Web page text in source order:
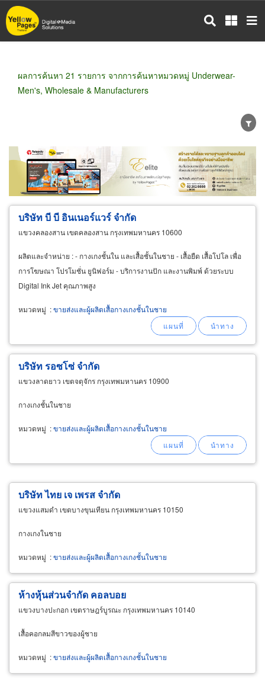
ข้าม
ไป
ผลการค้นหา 21 รายการ จากการค้นหาหมวดหมู่ Underwear-
Men's, Wholesale & Manufacturers
ขายส่ง ขายปลีก ผู้ผลิต
ตัวแทนจัดจำหน่าย
ผู้ส่งออก/นำเข้า
ธุรกิจบริการ
บริษัท บี บี อินเนอร์แวร์ จำกัด
แขวงคลองสาน เขตคลองสาน กรุงเทพมหานคร 10600
ผลิตและจำหน่าย : - กางเกงชั้นใน และเสื้อชั้นในชาย - เสื้อยืด เสื้อโปโล เพื่อ
การโฆษณา โปรโมชั่น ยูนิฟอร์ม - บริการงานปัก และงานพิมพ์ ด้วยระบบ
Digital Ink Jet คุณภาพสูง
หมวดหมู่ :ขายส่งและผู้ผลิตเสื้อกางเกงชั้นในชาย
บริษัท รอซโซ่ จำกัด
แขวงลาดยาว เขตจตุจักร กรุงเทพมหานคร 10900
กางเกงชั้นในชาย
หมวดหมู่ :ขายส่งและผู้ผลิตเสื้อกางเกงชั้นในชาย
บริษัท ไทย เจ เพรส จำกัด
แขวงแสมดำ เขตบางขุนเทียน กรุงเทพมหานคร 10150
กางเกงในชาย
หมวดหมู่ :ขายส่งและผู้ผลิตเสื้อกางเกงชั้นในชาย
ห้างหุ้นส่วนจำกัด คอลบอย
แขวงบางปะกอก เขตราษฎร์บูรณะ กรุงเทพมหานคร 10140
เสื้อคอกลมสีขาวของผู้ชาย
หมวดหมู่ :ขายส่งและผู้ผลิตเสื้อกางเกงชั้นในชาย